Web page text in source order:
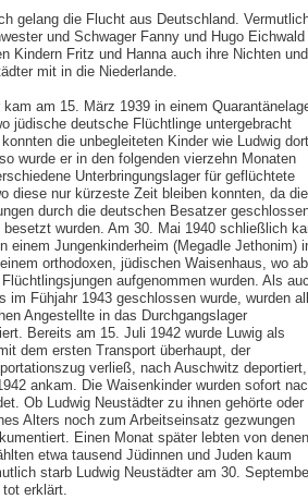
gelang die Flucht aus Deutschland.
und Schwager Fanny und Hugo Eichwald
Kindern Fritz und Hanna auch ihre Nichten und
mit in die Niederlande.
kam am 15. März 1939 in einem
jüdische deutsche Flüchtlinge untergebracht
die unbegleiteten Kinder wie Ludwig dort
wurde er in den folgenden vierzehn Monaten
Unterbringungslager für geflüchtete
diese nur kürzeste Zeit bleiben konnten, da die
durch die deutschen Besatzer
besetzt wurden. Am 30. Mai 1940 schließlich
einem Jungenkinderheim (Megadle Jethonim)
orthodoxen, jüdischen Waisenhaus, wo ab
aufgenommen wurden. Als
im Fühjahr 1943 geschlossen wurde, wurden
Angestellte in das Durchgangslager
Bereits am 15. Juli 1942 wurde Luwig als
dem ersten Transport überhaupt, der
verließ, nach Auschwitz deportiert,
ankam. Die Waisenkinder wurden sofort
Ob Ludwig Neustädter zu ihnen gehörte oder
Alters noch zum Arbeitseinsatz gezwungen
Einen Monat später lebten von denen
etwa tausend Jüdinnen und Juden kaum
starb Ludwig Neustädter am 30.
erklärt.